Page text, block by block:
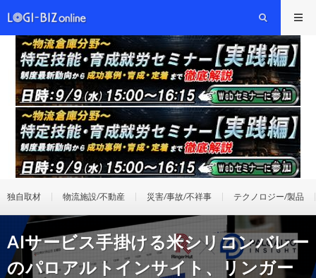
独自取材 物流施設/不動産 災害/事故/不祥事 テクノロジー/製品
AIサービス手掛ける米シリコンバレー
のパロアルトインサイト、リンガー